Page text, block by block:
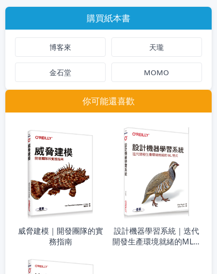
購買紙本書
博客來 天瓏
金石堂 MOMO
你可能還喜歡
威脅建模｜開發團隊的實
務指南
設計機器學習系統｜迭代
開發生產環境就緒的ML程